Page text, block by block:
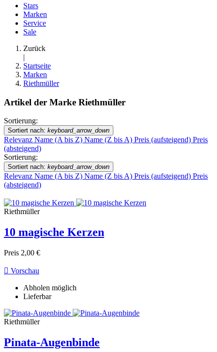
Stars
Marken
Service
Sale
Zurück
|
Startseite
Marken
Riethmüller
Artikel der Marke Riethmüller
Sortierung:
Sortiert nach: keyboard_arrow_down
Relevanz Name (A bis Z) Name (Z bis A) Preis (aufsteigend) Preis
(absteigend)
Sortierung:
Sortiert nach: keyboard_arrow_down
Relevanz Name (A bis Z) Name (Z bis A) Preis (aufsteigend) Preis
(absteigend)
Riethmüller
10 magische Kerzen
Preis 2,00 €
 Vorschau
Abholen möglich
Lieferbar
Riethmüller
Pinata-Augenbinde